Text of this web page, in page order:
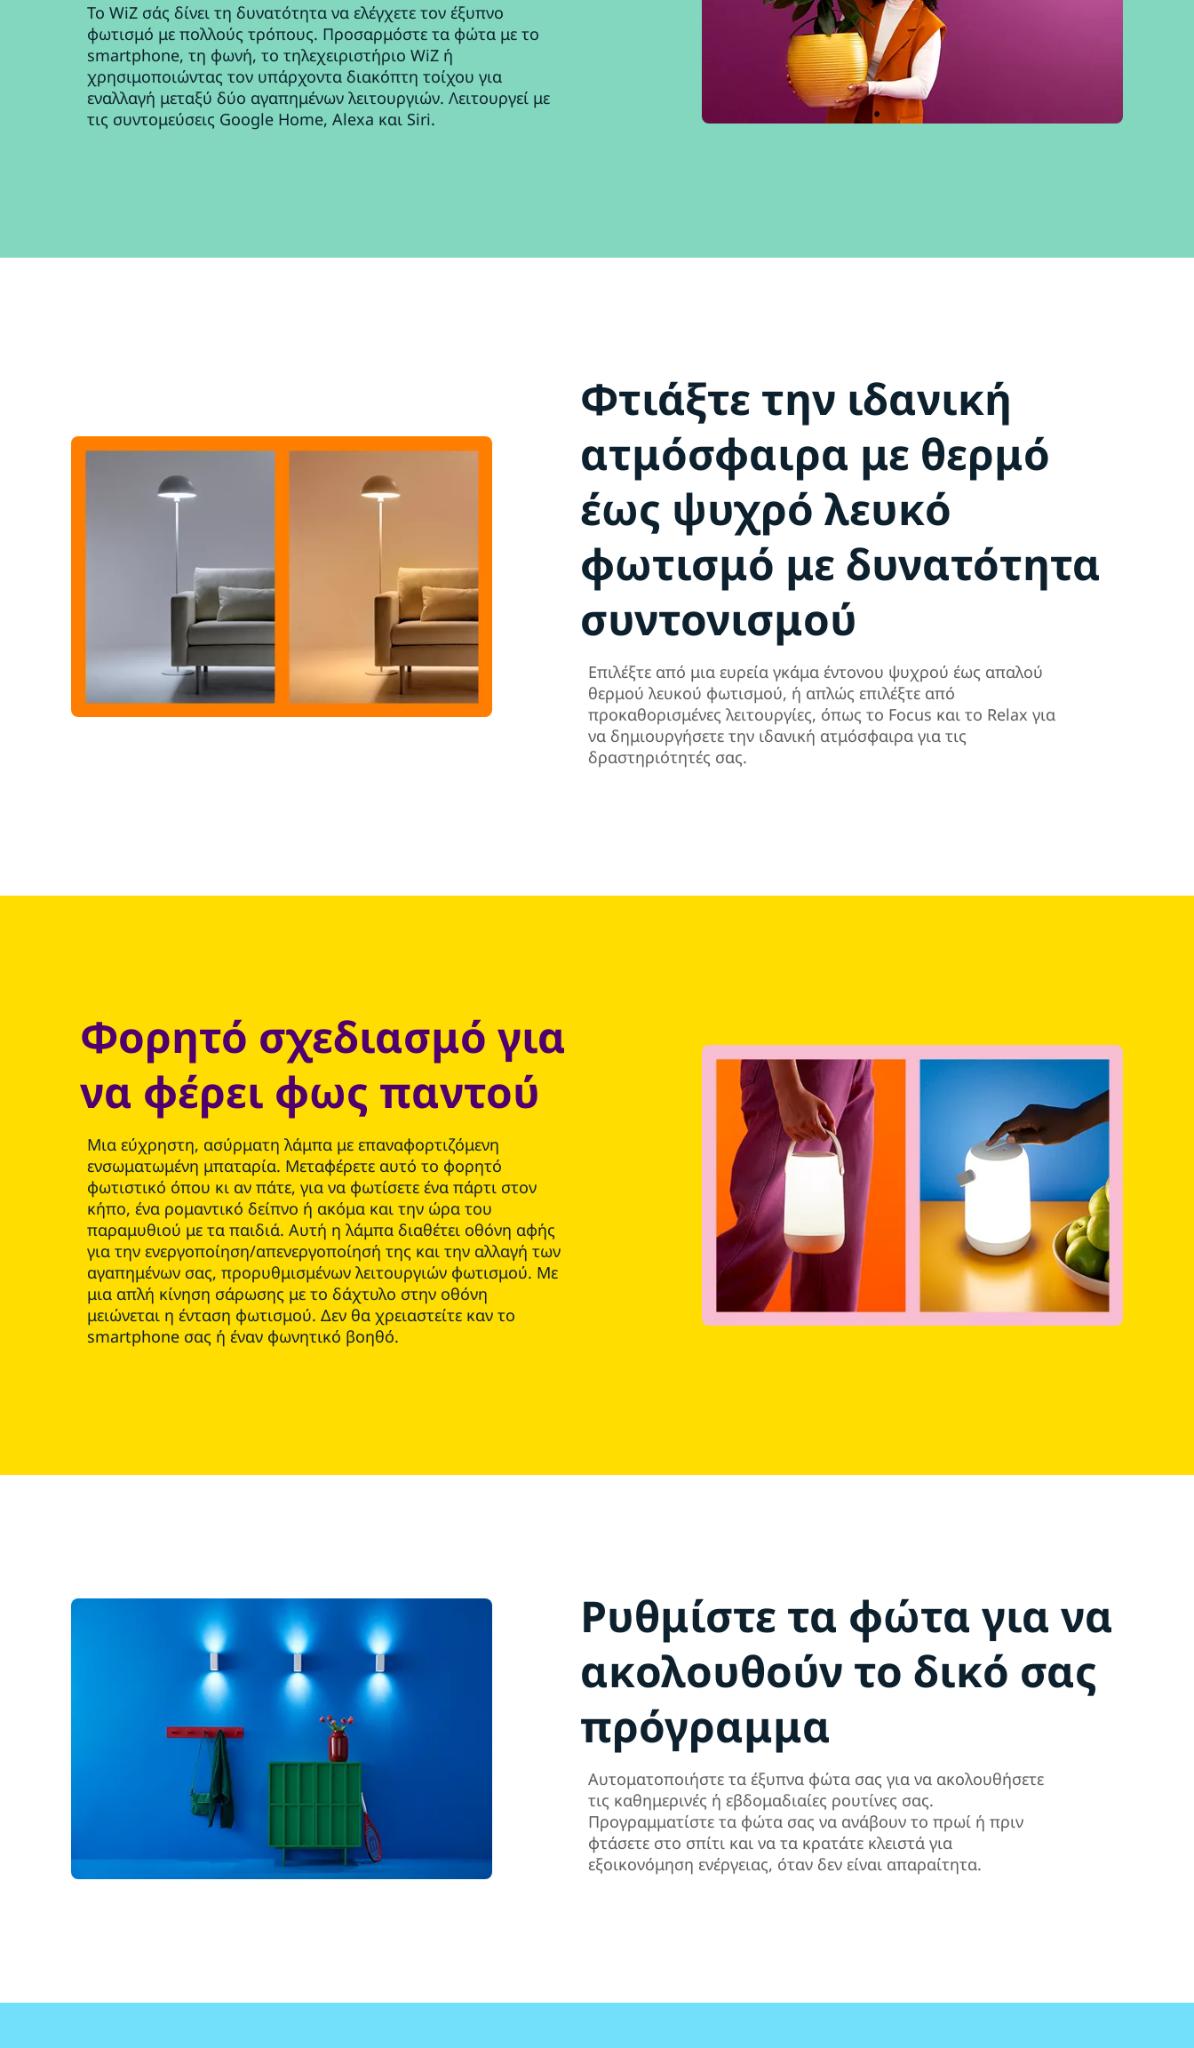
Το WiZ σάς δίνει τη δυνατότητα να ελέγχετε τον έξυπνο
φωτισμό με πολλούς τρόπους. Προσαρμόστε τα φώτα με το
smartphone, τη φωνή, το τηλεχειριστήριο WiZ ή
χρησιμοποιώντας τον υπάρχοντα διακόπτη τοίχου για
εναλλαγή μεταξύ δύο αγαπημένων λειτουργιών. Λειτουργεί με
τις συντομεύσεις Google Home, Alexa και Siri.
Φτιάξτε την ιδανική
ατμόσφαιρα με θερμό
έως ψυχρό λευκό
φωτισμό με δυνατότητα
συντονισμού
Επιλέξτε από μια ευρεία γκάμα έντονου ψυχρού έως απαλού
θερμού λευκού φωτισμού, ή απλώς επιλέξτε από
προκαθορισμένες λειτουργίες, όπως το Focus και το Relax για
να δημιουργήσετε την ιδανική ατμόσφαιρα για τις
δραστηριότητές σας.
Φορητό σχεδιασμό για
να φέρει φως παντού
Μια εύχρηστη, ασύρματη λάμπα με επαναφορτιζόμενη
ενσωματωμένη μπαταρία. Μεταφέρετε αυτό το φορητό
φωτιστικό όπου κι αν πάτε, για να φωτίσετε ένα πάρτι στον
κήπο, ένα ρομαντικό δείπνο ή ακόμα και την ώρα του
παραμυθιού με τα παιδιά. Αυτή η λάμπα διαθέτει οθόνη αφής
για την ενεργοποίηση/απενεργοποίησή της και την αλλαγή των
αγαπημένων σας, προρυθμισμένων λειτουργιών φωτισμού. Με
μια απλή κίνηση σάρωσης με το δάχτυλο στην οθόνη
μειώνεται η ένταση φωτισμού. Δεν θα χρειαστείτε καν το
smartphone σας ή έναν φωνητικό βοηθό.
Ρυθμίστε τα φώτα για να
ακολουθούν το δικό σας
πρόγραμμα
Αυτοματοποιήστε τα έξυπνα φώτα σας για να ακολουθήσετε
τις καθημερινές ή εβδομαδιαίες ρουτίνες σας.
Προγραμματίστε τα φώτα σας να ανάβουν το πρωί ή πριν
φτάσετε στο σπίτι και να τα κρατάτε κλειστά για
εξοικονόμηση ενέργειας, όταν δεν είναι απαραίτητα.